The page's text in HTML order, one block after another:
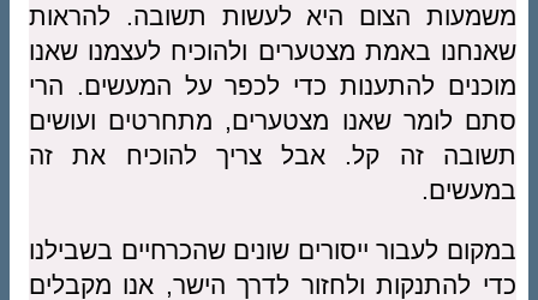
משמעות הצום היא לעשות תשובה. להראות
שאנחנו באמת מצטערים ולהוכיח לעצמנו שאנו
מוכנים להתענות כדי לכפר על המעשים. הרי
סתם לומר שאנו מצטערים, מתחרטים ועושים
תשובה זה קל. אבל צריך להוכיח את זה
במעשים.
במקום לעבור ייסורים שונים שהכרחיים בשבילנו
כדי להתנקות ולחזור לדרך הישר, אנו מקבלים